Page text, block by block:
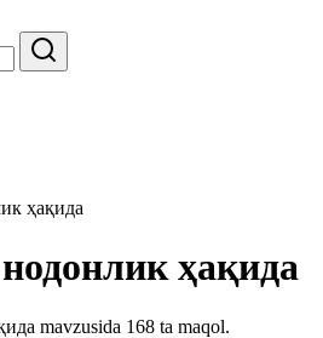
ҳақида
ҳақида
mavzusida 168 ta maqol.